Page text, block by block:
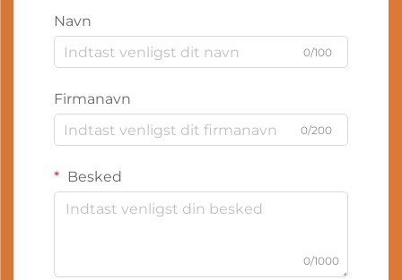
Navn
0/100
Firmanavn
0/200
Besked
0/1000